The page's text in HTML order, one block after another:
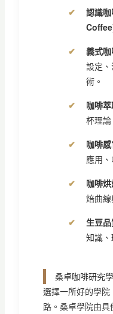
認識
義式
設定
術。
咖啡
杯理論
咖啡
應用
咖啡
焙曲線
生豆
知識、
桑卓咖啡研究
選擇一所好的學
路。桑卓學院由具